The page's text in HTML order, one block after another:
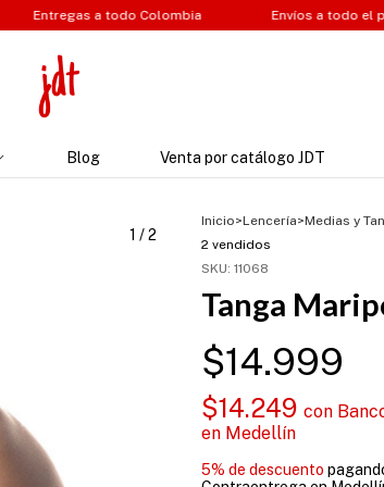
Envíos a todo el país GRATIS por
Blog Venta por catálogo JDT
1 /2
Inicio>Lencería>Medias y
2 vendidos
SKU: 11068
Tanga
$14.999
$14.249 con
en Medellín
5% de descuento